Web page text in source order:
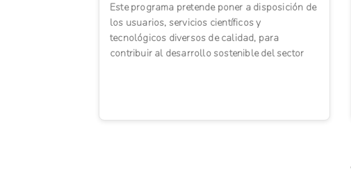
Este programa pretende poner a disposición de
los usuarios, servicios científicos y
tecnológicos diversos de calidad, para
contribuir al desarrollo sostenible del sector